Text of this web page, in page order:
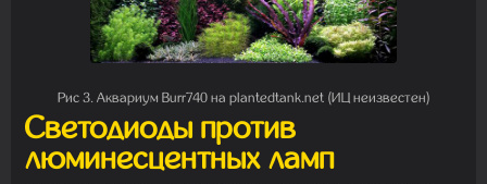
Рис 3. Аквариум Burr740 на plantedtank.net (ИЦ неизвестен)
Светодиоды против
люминесцентных ламп